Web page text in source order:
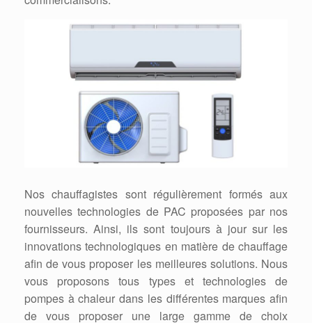
Nos chauffagistes sont régulièrement formés aux
nouvelles technologies de PAC proposées par nos
fournisseurs. Ainsi, ils sont toujours à jour sur les
innovations technologiques en matière de chauffage
afin de vous proposer les meilleures solutions. Nous
vous proposons tous types et technologies de
pompes à chaleur dans les différentes marques afin
de vous proposer une large gamme de choix